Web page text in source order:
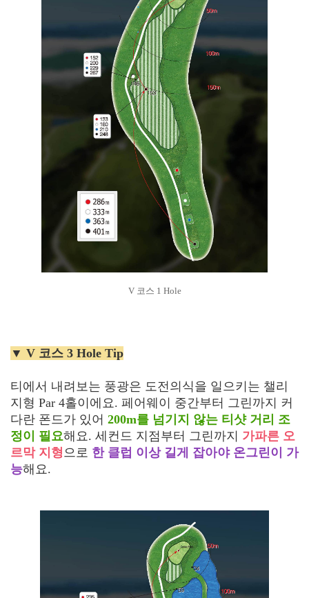
V 코스 1 Hole
▼ V 코스 3 Hole Tip
티에서 내려보는 풍광은 도전의식을 일으키는 챌리
지형 Par 4홀이에요. 페어웨이 중간부터 그린까지 커
다란 폰드가 있어 200m를 넘기지 않는 티샷 거리 조
정이 필요해요. 세컨드 지점부터 그린까지 가파른 오
르막 지형으로 한 클럽 이상 길게 잡아야 온그린이 가
능해요.